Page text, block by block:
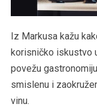
Iz Markusa kažu
korisničko iskustvo
povežu
smislenu i
vinu.